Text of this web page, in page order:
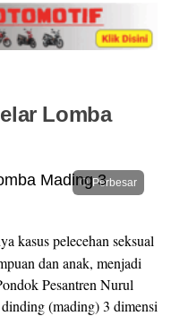
Lomba
Perbesar
kasus pelecehan seksual
dan anak, menjadi
Pesantren Nurul
(mading) 3 dimensi